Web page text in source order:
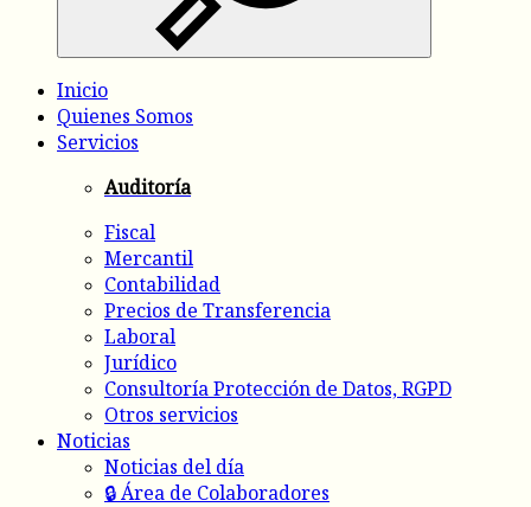
Inicio
Quienes Somos
Servicios
Auditoría
Fiscal
Mercantil
Contabilidad
Precios de Transferencia
Laboral
Jurídico
Consultoría Protección de Datos, RGPD
Otros servicios
Noticias
Noticias del día
🔒 Área de Colaboradores